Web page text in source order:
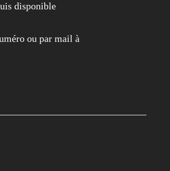
disponible
ou par mail à